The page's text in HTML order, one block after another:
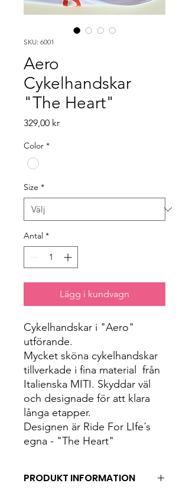
SKU: 6001
Aero
Cykelhandskar
"The Heart"
329,00 krPris
Color *
Size *
Antal *
Lägg i kundvagn
Cykelhandskar i "Aero"
utförande.
Mycket sköna cykelhandskar
tillverkade i fina material från
Italienska MITI. Skyddar väl
och designade för att klara
långa etapper.
Designen är Ride For LIfe´s
egna - "The Heart"
PRODUKT INFORMATION